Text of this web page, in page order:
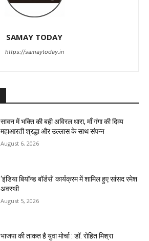
SAMAY TODAY
https://samaytoday.in
सावन में भक्ति की बही अविरल धारा, माँ गंगा की दिव्य
महाआरती श्रद्धा और उल्लास के साथ संपन्न
August 6, 2026
‘इंडिया बियॉन्ड बॉर्डर्स’ कार्यक्रम में शामिल हुए सांसद रमेश
अवस्थी
August 5, 2026
भाजपा की ताकत है युवा मोर्चा : डॉ. रोहित मिश्रा